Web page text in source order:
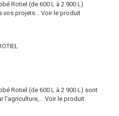
Rotiel (de 600 L à 2 900 L)
vos projets... Voir le produit
Rotiel (de 600 L à 2 900 L) sont
l'agriculture,... Voir le produit